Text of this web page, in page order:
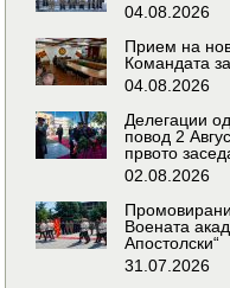
04.08.2026
Прием на
Командата
04.08.2026
Делегации
повод 2
првото
02.08.2026
Воената
Апостолски“
31.07.2026